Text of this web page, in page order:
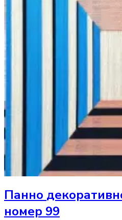
Панно
номер 99